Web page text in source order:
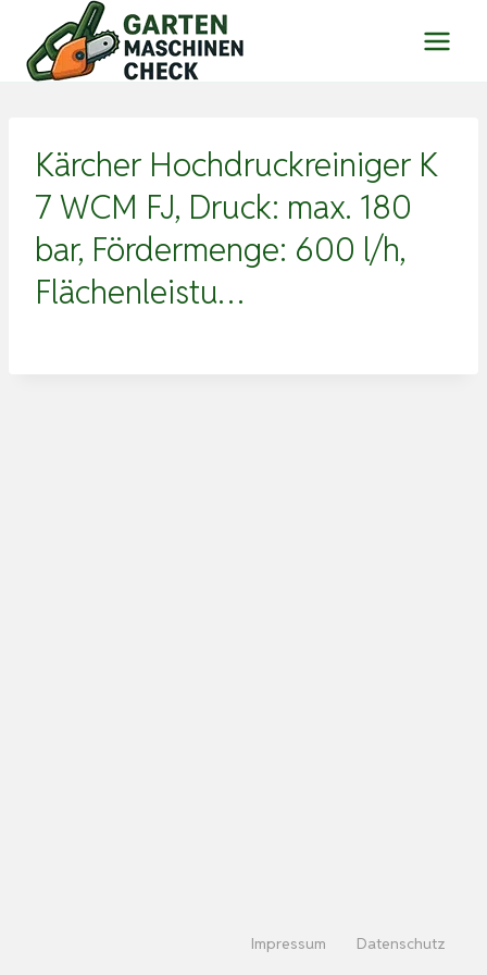
Inhalt
springen
Kärcher Hochdruckreiniger K
7 WCM FJ, Druck: max. 180
bar, Fördermenge: 600 l/h,
Flächenleistu…
Impressum Datenschutz